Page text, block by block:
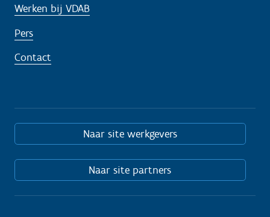
Werken bij VDAB
Pers
Contact
Naar site werkgevers
Naar site partners